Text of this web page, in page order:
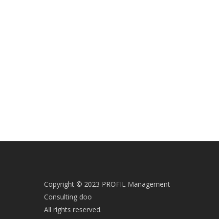
Copyright © 2023 PROFIL Management
Consulting doo
All rights reserved.